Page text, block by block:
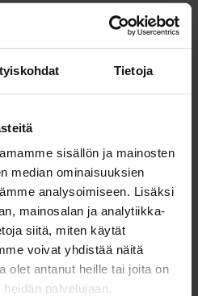
Tietoja
sisällön ja mainosten
median ominaisuuksien
analysoimiseen. Lisäksi
mainosalan ja analytiikka-
siitä, miten käytät
voivat yhdistää näitä
olet antanut heille tai joita on
palvelujaan.
Se on hedelmissä,
sokeri. Fruktoosi on
sokeri eli sakkaroosi.
rakenneosa.
.